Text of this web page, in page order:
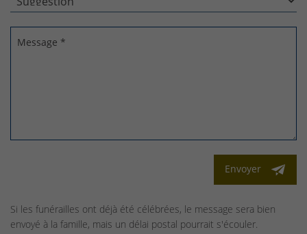
Message *
Envoyer
Si les funérailles ont déjà été célébrées, le message sera bien
envoyé à la famille, mais un délai postal pourrait s'écouler.